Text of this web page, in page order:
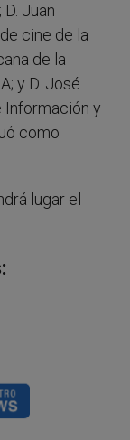
Juan
cine de la
de la
y D. José
Información y
como
lugar el